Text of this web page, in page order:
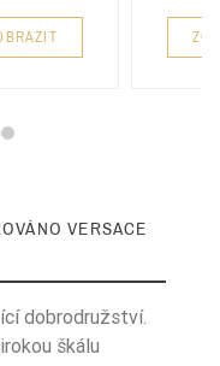
VERSACE
dobrodružství.
škálu